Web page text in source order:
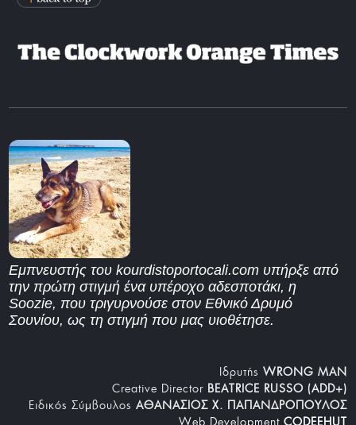
Εμπνευστής του kourdistoportocali.com υπήρξε από
την πρώτη στιγμή ένα υπέροχο αδεσποτάκι, η
Soozie, που τριγυρνούσε στον Εθνικό Δρυμό
Σουνίου, ως τη στιγμή που μας υιοθέτησε.
Iδρυτής WRONG MAN
Creative Director BEATRICE RUSSO (ADD+)
Ειδικός Σύμβουλος ΑΘΑΝΑΣΙΟΣ Χ. ΠΑΠΑΝΔΡΟΠΟΥΛΟΣ
Web Development CODEEHUT